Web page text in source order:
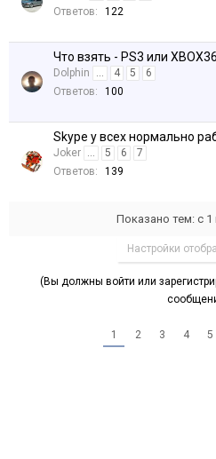
Ответов:
122
Что взять - PS3 или
Dolphin ... 4 5
6
Ответов:
100
Skype y всех нормально
Joker ... 5 6
7
Ответов:
139
Показано тем: с 1
Настройки
(Вы должны войти или
1 2 3 4 5